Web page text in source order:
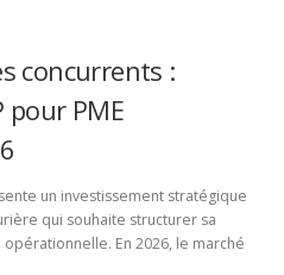
concurrents :
pour PME
un investissement stratégique
qui souhaite structurer sa
En 2026, le marché